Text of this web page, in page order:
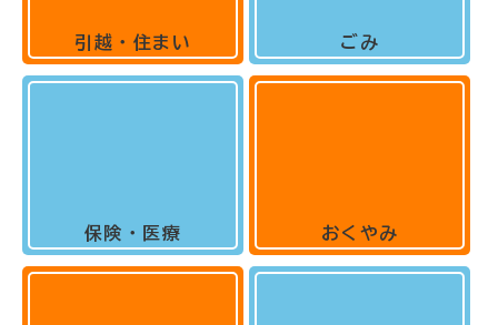
引越・住まい
保険・医療
ごみ
おくやみ